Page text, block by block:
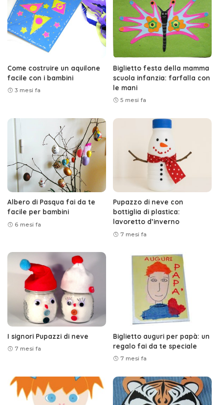
Come costruire un aquilone
facile con i bambini
3 mesi fa
Biglietto festa della mamma
scuola infanzia: farfalla con
le mani
5 mesi fa
Albero di Pasqua fai da te
facile per bambini
6 mesi fa
Pupazzo di neve con
bottiglia di plastica:
lavoretto d’inverno
7 mesi fa
I signori Pupazzi di neve
7 mesi fa
Biglietto auguri per papà: un
regalo fai da te speciale
7 mesi fa